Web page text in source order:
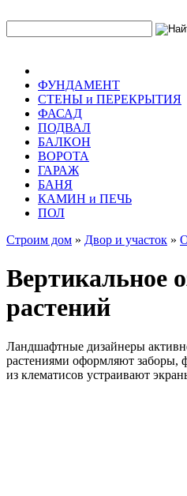
ФУНДАМЕНТ
СТЕНЫ и ПЕРЕКРЫТИЯ
ФАСАД
ПОДВАЛ
БАЛКОН
ВОРОТА
ГАРАЖ
БАНЯ
КАМИН и ПЕЧЬ
ПОЛ
Строим дом » Двор и участок »
Вертикальное
растений
Ландшафтные дизайнеры
растениями оформляют заборы,
из клематисов устраивают